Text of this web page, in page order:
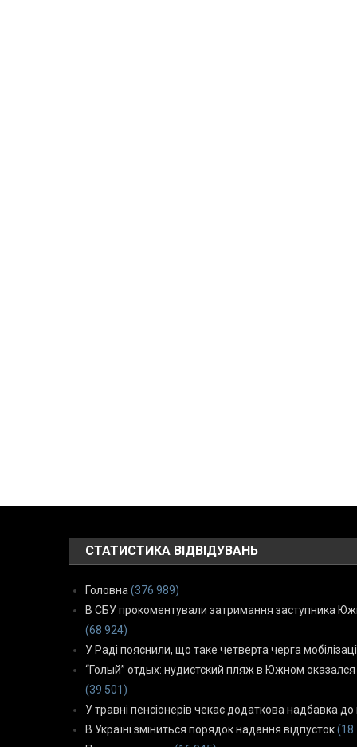
СТАТИСТИКА ВІДВІДУВАНЬ
Головна (376 989)
В СБУ прокоментували затримання заступника
(68 924)
У Раді пояснили, що таке четверта черга
“Голый” отдых: нудистский пляж в Южном
(39 501)
У травні пенсіонерів чекає додаткова надбавка до
В Україні зміниться порядок надання відпусток (18